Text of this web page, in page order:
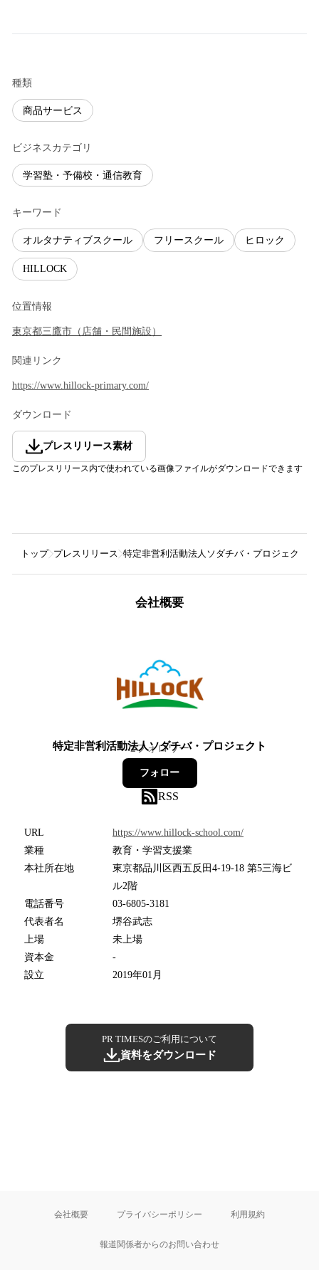
種類
商品サービス
ビジネスカテゴリ
学習塾・予備校・通信教育
キーワード
オルタナティブスクール フリースクール ヒロック
HILLOCK
位置情報
東京都三鷹市 （ 店舗・民間施設 ）
関連リンク
https://www.hillock-primary.com/
ダウンロード
プレスリリース素材
このプレスリリース内で使われている画像ファイルがダウンロードできます
トップ プレスリリース 特定非営利活動法人ソダチバ・プロジェクト
会社概要
特定非営利活動法人ソダチバ・プロジェクト
2フォロワー
フォロー
RSS
URL
https://www.hillock-school.com/
業種
教育・学習支援業
本社所在地
東京都品川区西五反田4-19-18 第5三海ビ
ル2階
電話番号
03-6805-3181
代表者名
堺谷武志
上場
未上場
資本金
-
設立
2019年01月
PR TIMESのご利用について
資料をダウンロード
会社概要 プライバシーポリシー 利用規約
報道関係者からのお問い合わせ